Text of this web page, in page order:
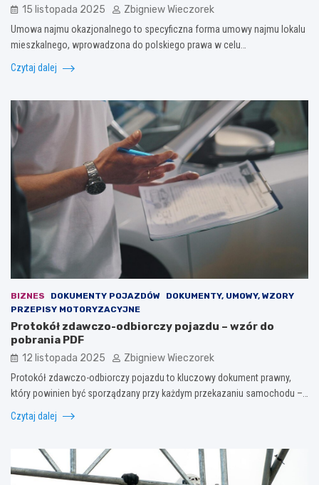
15 listopada 2025 Zbigniew Wieczorek
Umowa najmu okazjonalnego to specyficzna forma umowy najmu lokalu
mieszkalnego, wprowadzona do polskiego prawa w celu…
Czytaj dalej
BIZNES DOKUMENTY POJAZDÓW
DOKUMENTY, UMOWY, WZORY
PRZEPISY MOTORYZACYJNE
Protokół zdawczo-odbiorczy pojazdu – wzór do
pobrania PDF
12 listopada 2025 Zbigniew Wieczorek
Protokół zdawczo-odbiorczy pojazdu to kluczowy dokument prawny,
który powinien być sporządzany przy każdym przekazaniu samochodu –…
Czytaj dalej